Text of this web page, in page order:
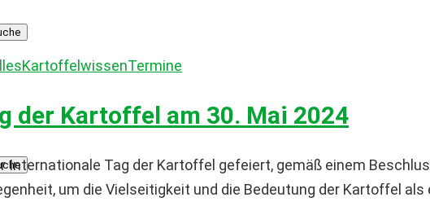
KartoffelwissenTermine
der Kartoffel am 30. Mai 2024
Internationale Tag der Kartoffel gefeiert, gemäß einem
um die Vielseitigkeit und die Bedeutung der Kartoffel